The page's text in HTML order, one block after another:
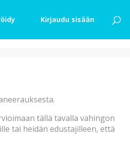
Kirjaudu sisään
alkanut vuotaa vettä
katossa oli vesi
saunan oven
sauman
o …
tällä tavalla vahingon
tai heidän edustajilleen, että